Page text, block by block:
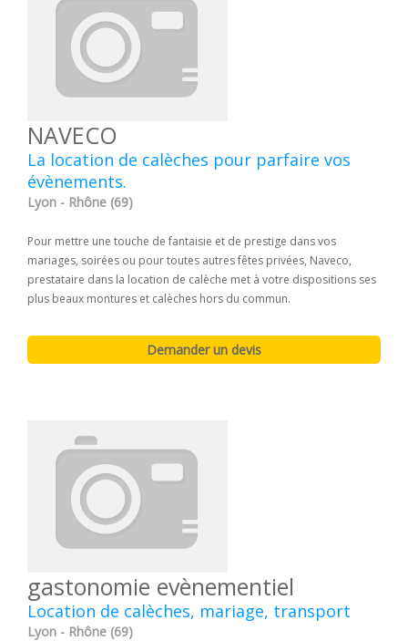
NAVECO
La location de calèches pour parfaire vos
évènements.
Lyon - Rhône (69)
Pour mettre une touche de fantaisie et de prestige dans vos
mariages, soirées ou pour toutes autres fêtes privées, Naveco,
prestataire dans la location de calèche met à votre dispositions ses
plus beaux montures et calèches hors du commun.
gastonomie evènementiel
Location de calèches, mariage, transport
Lyon - Rhône (69)